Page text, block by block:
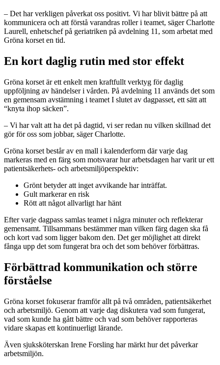
– Det har verkligen påverkat oss positivt. Vi har blivit bättre på att
kommunicera och att förstå varandras roller i teamet, säger Charlotte
Laurell, enhetschef på geriatriken på avdelning 11, som arbetat med
Gröna korset en tid.
En kort daglig rutin med stor effekt
Gröna korset är ett enkelt men kraftfullt verktyg för daglig
uppföljning av händelser i vården. På avdelning 11 används det som
en gemensam avstämning i teamet I slutet av dagpasset, ett sätt att
“knyta ihop säcken”.
– Vi har valt att ha det på dagtid, vi ser redan nu vilken skillnad det
gör för oss som jobbar, säger Charlotte.
Gröna korset består av en mall i kalenderform där varje dag
markeras med en färg som motsvarar hur arbetsdagen har varit ur ett
patientsäkerhets- och arbetsmiljöperspektiv:
Grönt betyder att inget avvikande har inträffat.
Gult markerar en risk
Rött att något allvarligt har hänt
Efter varje dagpass samlas teamet i några minuter och reflekterar
gemensamt. Tillsammans bestämmer man vilken färg dagen ska få
och kort vad som ligger bakom den. Det ger möjlighet att direkt
fånga upp det som fungerat bra och det som behöver förbättras.
Förbättrad kommunikation och större
förståelse
Gröna korset fokuserar framför allt på två områden, patientsäkerhet
och arbetsmiljö. Genom att varje dag diskutera vad som fungerat,
vad som kunde ha gått bättre och vad som behöver rapporteras
vidare skapas ett kontinuerligt lärande.
Även sjuksköterskan Irene Forsling har märkt hur det påverkar
arbetsmiljön.